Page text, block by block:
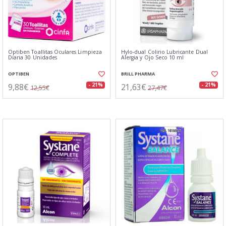
Optiben Toallitas Oculares Limpieza
Diaria 30 Unidades
OPTIBEN
9,88€ 12,55€ - 21%
Hylo-dual Colirio Lubricante Dual
Alergia y Ojo Seco 10 ml
BRILL PHARMA
21,63€ 27,47€ - 21%